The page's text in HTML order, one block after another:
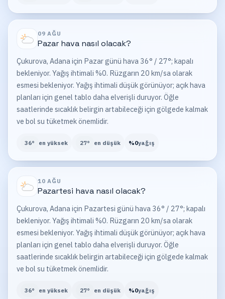
09 AĞU
Pazarhava nasıl olacak?
Çukurova, Adana için Pazar günü hava 36° / 27°; kapalı
bekleniyor. Yağış ihtimali %0. Rüzgarın 20 km/sa olarak
esmesi bekleniyor. Yağış ihtimali düşük görünüyor; açık hava
planları için genel tablo daha elverişli duruyor. Öğle
saatlerinde sıcaklık belirgin artabileceği için gölgede kalmak
ve bol su tüketmek önemlidir.
36° en yüksek 27° en düşük %0yağış
10 AĞU
Pazartesi hava nasıl olacak?
Çukurova, Adana için Pazartesi günü hava 36° / 27°; kapalı
bekleniyor. Yağış ihtimali %0. Rüzgarın 20 km/sa olarak
esmesi bekleniyor. Yağış ihtimali düşük görünüyor; açık hava
planları için genel tablo daha elverişli duruyor. Öğle
saatlerinde sıcaklık belirgin artabileceği için gölgede kalmak
ve bol su tüketmek önemlidir.
36° en yüksek 27° en düşük %0yağış